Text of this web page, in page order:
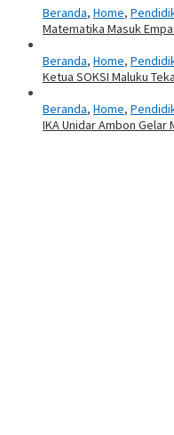
Beranda, Home,
Matematika Masuk
Beranda, Home,
Ketua SOKSI Maluku
Beranda, Home,
IKA Unidar Ambon